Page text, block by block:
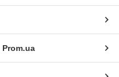
Prom.ua